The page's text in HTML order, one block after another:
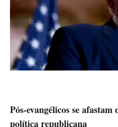
Pós-evangélicos se
política republicana